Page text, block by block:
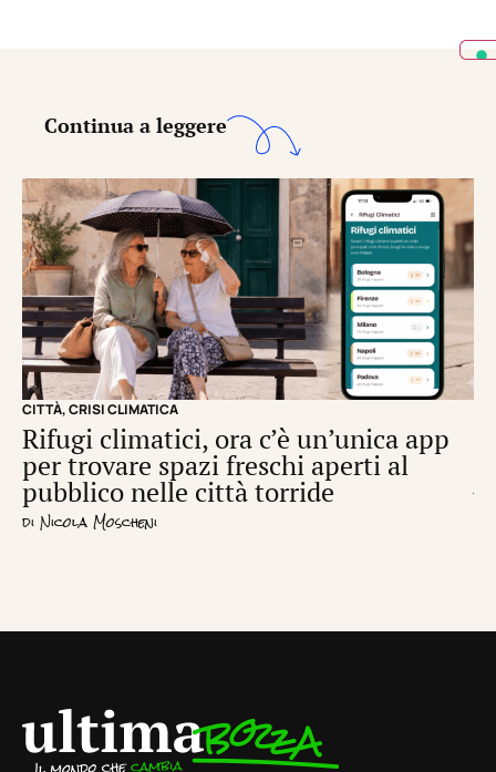
Continua a leggere
CITTÀ,CRISI CLIMATICA
Rifugi climatici, ora c’è un’unica app
per trovare spazi freschi aperti al
pubblico nelle città torride
di Nicola Moscheni